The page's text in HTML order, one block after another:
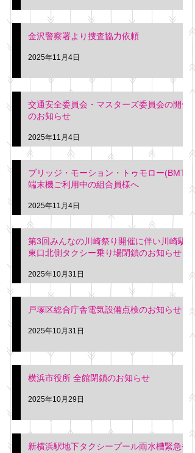
金沢警察署より捜査協力依頼
2025年11月4日
交通安全委員会・マスターズ委員会の開催
のお知らせ
2025年11月4日
ブリッジ・モーション・トゥモロー(BMT)
端末機ご利用中の組合員様へ
2025年11月4日
第3回みんなの川崎祭り開催に伴い川崎駅
東口北側タクシー乗り場閉鎖のお知らせ
2025年10月31日
戸塚区総合庁舎電気設備点検のお知らせ
2025年10月31日
横浜市役所 全館閉鎖のお知らせ
2025年10月29日
新横浜駅地下タクシープール雨水槽緊急補